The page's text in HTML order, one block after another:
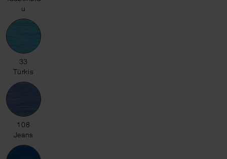
u
33 Türkis
33
Türkis
108 Jeans
108
Jeans